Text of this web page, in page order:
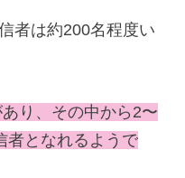
者は約200名程度い
り、その中から2〜
者となれるようで